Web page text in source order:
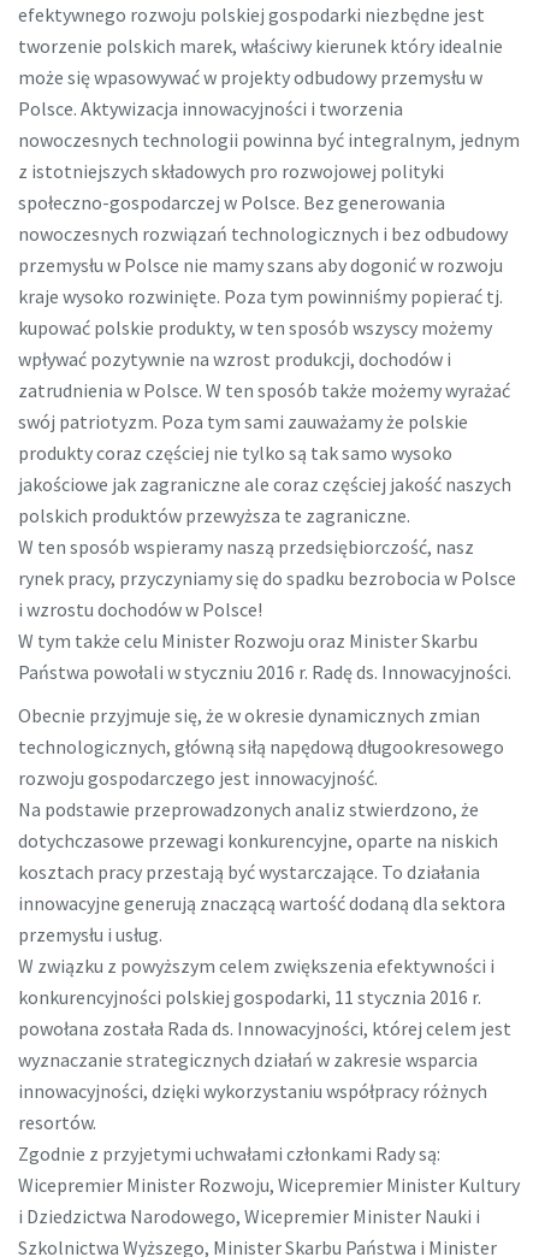
efektywnego rozwoju polskiej gospodarki niezbędne jest
tworzenie polskich marek, właściwy kierunek który idealnie
może się wpasowywać w projekty odbudowy przemysłu w
Polsce. Aktywizacja innowacyjności i tworzenia
nowoczesnych technologii powinna być integralnym, jednym
z istotniejszych składowych pro rozwojowej polityki
społeczno-gospodarczej w Polsce. Bez generowania
nowoczesnych rozwiązań technologicznych i bez odbudowy
przemysłu w Polsce nie mamy szans aby dogonić w rozwoju
kraje wysoko rozwinięte. Poza tym powinniśmy popierać tj.
kupować polskie produkty, w ten sposób wszyscy możemy
wpływać pozytywnie na wzrost produkcji, dochodów i
zatrudnienia w Polsce. W ten sposób także możemy wyrażać
swój patriotyzm. Poza tym sami zauważamy że polskie
produkty coraz częściej nie tylko są tak samo wysoko
jakościowe jak zagraniczne ale coraz częściej jakość naszych
polskich produktów przewyższa te zagraniczne.
W ten sposób wspieramy naszą przedsiębiorczość, nasz
rynek pracy, przyczyniamy się do spadku bezrobocia w Polsce
i wzrostu dochodów w Polsce!
W tym także celu Minister Rozwoju oraz Minister Skarbu
Państwa powołali w styczniu 2016 r. Radę ds. Innowacyjności.
Obecnie przyjmuje się, że w okresie dynamicznych zmian
technologicznych, główną siłą napędową długookresowego
rozwoju gospodarczego jest innowacyjność.
Na podstawie przeprowadzonych analiz stwierdzono, że
dotychczasowe przewagi konkurencyjne, oparte na niskich
kosztach pracy przestają być wystarczające. To działania
innowacyjne generują znaczącą wartość dodaną dla sektora
przemysłu i usług.
W związku z powyższym celem zwiększenia efektywności i
konkurencyjności polskiej gospodarki, 11 stycznia 2016 r.
powołana została Rada ds. Innowacyjności, której celem jest
wyznaczanie strategicznych działań w zakresie wsparcia
innowacyjności, dzięki wykorzystaniu współpracy różnych
resortów.
Zgodnie z przyjetymi uchwałami członkami Rady są:
Wicepremier Minister Rozwoju, Wicepremier Minister Kultury
i Dziedzictwa Narodowego, Wicepremier Minister Nauki i
Szkolnictwa Wyższego, Minister Skarbu Państwa i Minister